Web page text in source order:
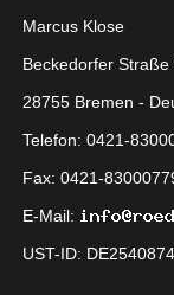
Emma
die
von
Marcus Klose
Beckedorfer Straße
28755 Bremen -
Telefon: 0421-
Fax: 0421-
E-Mail:
UST-ID: